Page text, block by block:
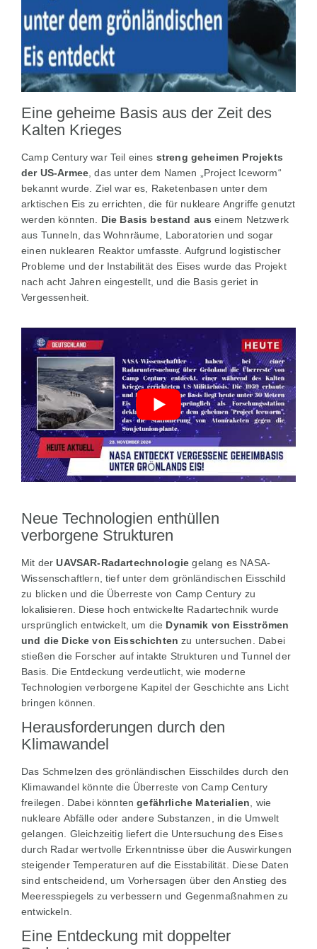
Eine geheime Basis aus der Zeit des
Kalten Krieges
Camp Century war Teil eines streng geheimen Projekts
der US-Armee , das unter dem Namen „Project Iceworm“
bekannt wurde. Ziel war es, Raketenbasen unter dem
arktischen Eis zu errichten, die für nukleare Angriffe genutzt
werden könnten. Die Basis bestand aus einem Netzwerk
aus Tunneln, das Wohnräume, Laboratorien und sogar
einen nuklearen Reaktor umfasste. Aufgrund logistischer
Probleme und der Instabilität des Eises wurde das Projekt
nach acht Jahren eingestellt, und die Basis geriet in
Vergessenheit.
Neue Technologien enthüllen
verborgene Strukturen
Mit derUAVSAR-Radartechnologie gelang es NASA-
Wissenschaftlern, tief unter dem grönländischen Eisschild
zu blicken und die Überreste von Camp Century zu
lokalisieren. Diese hoch entwickelte Radartechnik wurde
ursprünglich entwickelt, um die Dynamik von Eisströmen
und die Dicke von Eisschichten zu untersuchen. Dabei
stießen die Forscher auf intakte Strukturen und Tunnel der
Basis. Die Entdeckung verdeutlicht, wie moderne
Technologien verborgene Kapitel der Geschichte ans Licht
bringen können.
Herausforderungen durch den
Klimawandel
Das Schmelzen des grönländischen Eisschildes durch den
Klimawandel könnte die Überreste von Camp Century
freilegen. Dabei könntengefährliche Materialien , wie
nukleare Abfälle oder andere Substanzen, in die Umwelt
gelangen. Gleichzeitig liefert die Untersuchung des Eises
durch Radar wertvolle Erkenntnisse über die Auswirkungen
steigender Temperaturen auf die Eisstabilität. Diese Daten
sind entscheidend, um Vorhersagen über den Anstieg des
Meeresspiegels zu verbessern und Gegenmaßnahmen zu
entwickeln.
Eine Entdeckung mit doppelter